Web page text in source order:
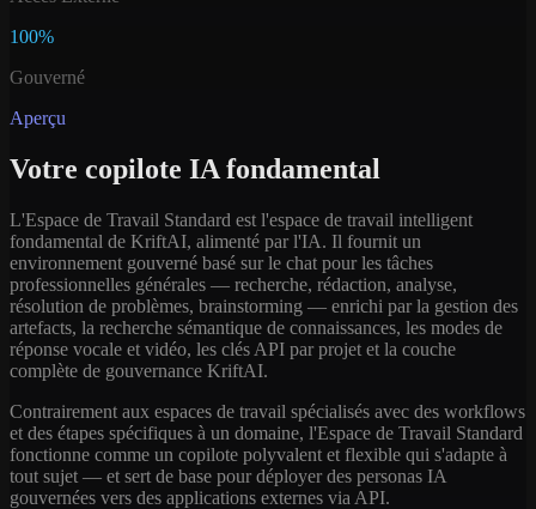
100%
Gouverné
Aperçu
Votre copilote IA fondamental
L'Espace de Travail Standard est l'espace de travail intelligent
fondamental de KriftAI, alimenté par l'IA. Il fournit un
environnement gouverné basé sur le chat pour les tâches
professionnelles générales — recherche, rédaction, analyse,
résolution de problèmes, brainstorming — enrichi par la gestion des
artefacts, la recherche sémantique de connaissances, les modes de
réponse vocale et vidéo, les clés API par projet et la couche
complète de gouvernance KriftAI.
Contrairement aux espaces de travail spécialisés avec des workflows
et des étapes spécifiques à un domaine, l'Espace de Travail Standard
fonctionne comme un copilote polyvalent et flexible qui s'adapte à
tout sujet — et sert de base pour déployer des personas IA
gouvernées vers des applications externes via API.